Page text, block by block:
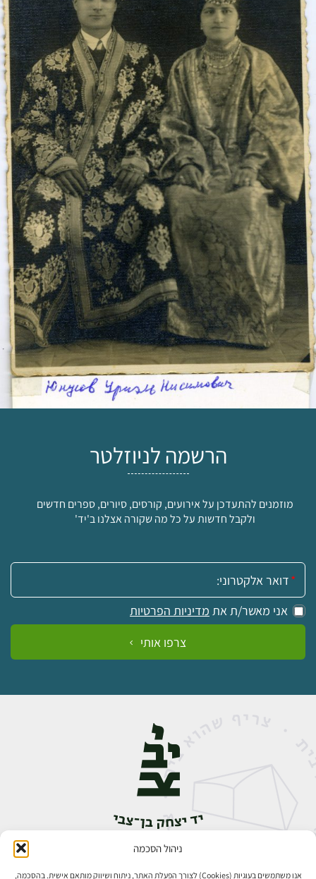
ניהול הסכמה
אנו משתמשים בעוגיות (Cookies) לצורך הפעלת האתר, ניתוח ושיווק מותאם אישית. בהסכמה,
הרשמה לניוזלטר
מוזמנים להתעדכן על אירועים, קורסים, סיורים, ספרים חדשים
ולקבל חדשות על כל מה שקורה אצלנו ב'יד'
אימייל:
אני מאשר/ת את מדיניות הפרטיות
צרפו אותי
אבן גבירול 14, רחביה, ירושלים